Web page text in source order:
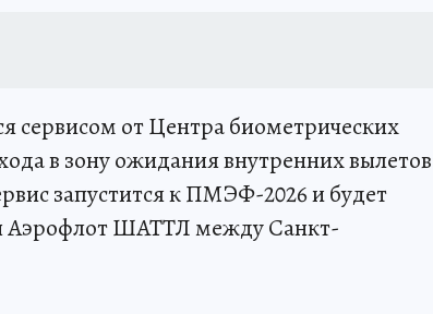
сервисом от Центра биометрических
в зону ожидания внутренних
запустится к ПМЭФ-2026 и будет
Аэрофлот ШАТТЛ между Санкт-